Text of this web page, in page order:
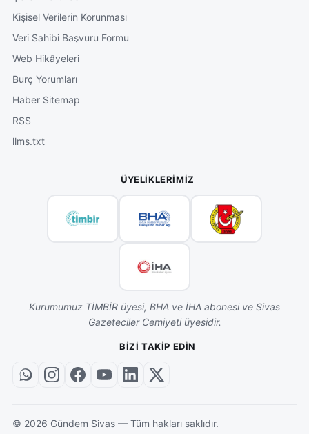
Kişisel Verilerin Korunması
Veri Sahibi Başvuru Formu
Web Hikâyeleri
Burç Yorumları
Haber Sitemap
RSS
llms.txt
ÜYELIKLERIMIZ
Kurumumuz TİMBİR üyesi, BHA ve İHA abonesi ve Sivas
Gazeteciler Cemiyeti üyesidir.
BIZI TAKIP EDIN
© 2026 Gündem Sivas — Tüm hakları saklıdır.